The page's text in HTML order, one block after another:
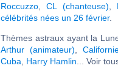
Roccuzzo ,CL (chanteuse)
célébrités nées un 26 février.
Thèmes astraux ayant la
Arthur (animateur)
Cuba
Harry Hamlin ... Voir